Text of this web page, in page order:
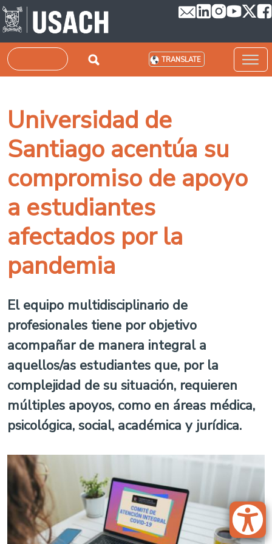
Skip to main content
Search TRANSLATE
Universidad de
Santiago acentúa su
compromiso de apoyo
a estudiantes
afectados por la
pandemia
El equipo multidisciplinario de
profesionales tiene por objetivo
acompañar de manera integral a
aquellos/as estudiantes que, por la
complejidad de su situación, requieren
múltiples apoyos, como en áreas médica,
psicológica, social, académica y jurídica.